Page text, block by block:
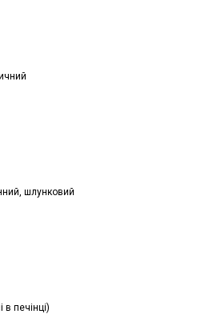
шлунковий
печінці)